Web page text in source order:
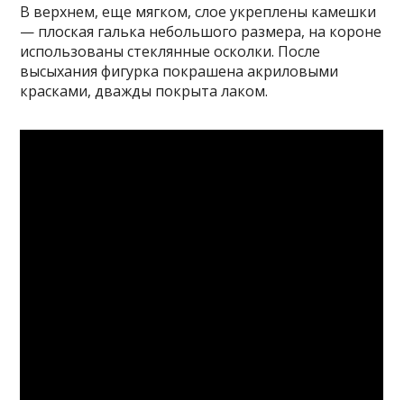
В верхнем, еще мягком, слое укреплены камешки
— плоская галька небольшого размера, на короне
использованы стеклянные осколки. После
высыхания фигурка покрашена акриловыми
красками, дважды покрыта лаком.